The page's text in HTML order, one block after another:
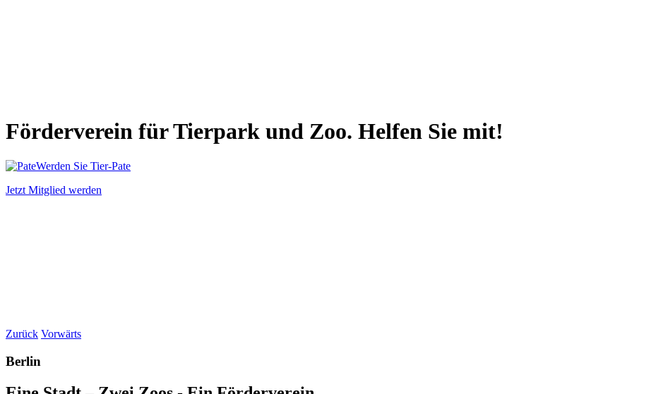
Förderverein fürTierpark und Zoo. Helfen Sie mit!
Werden Sie Tier-Pate
Jetzt Mitglied werden
Zurück Vorwärts
Berlin